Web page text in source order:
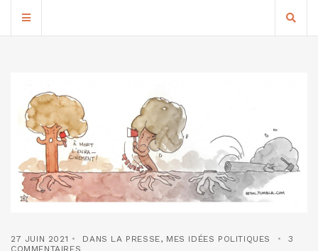
27 JUIN 2021 DANS LA PRESSE, MES IDÉES POLITIQUES
3